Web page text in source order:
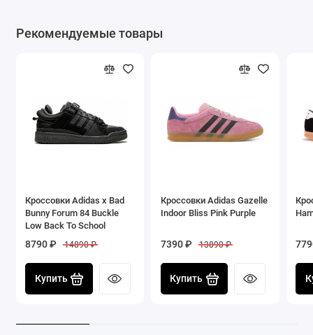
Рекомендуемые товары
Кроссовки Adidas x Bad
Bunny Forum 84 Buckle
Low Back To School
8790 ₽ 14890 ₽
Купить
Кроссовки Adidas Gazelle
Indoor Bliss Pink Purple
7390 ₽ 13890 ₽
Купить